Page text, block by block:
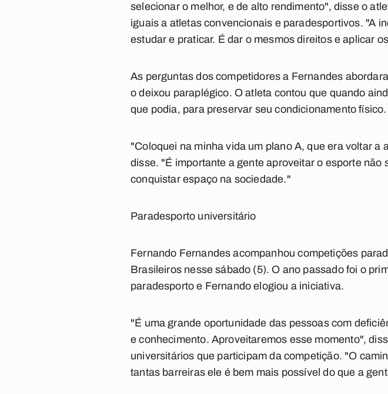
selecionar o melhor, e de alto rendimento", disse o
iguais a atletas convencionais e paradesportivos. "A
estudar e praticar. É dar o mesmos direitos e aplicar
As perguntas dos competidores a Fernandes
o deixou paraplégico. O atleta contou que quando
que podia, para preservar seu condicionamento físico.
"Coloquei na minha vida um plano A, que era voltar a
disse. "É importante a gente aproveitar o esporte
conquistar espaço na sociedade."
Paradesporto universitário
Fernando Fernandes acompanhou competições
Brasileiros nesse sábado (5). O ano passado foi o
paradesporto e Fernando elogiou a iniciativa.
"É uma grande oportunidade das pessoas com
e conhecimento. Aproveitaremos esse momento",
universitários que participam da competição. "O
tantas barreiras ele é bem mais possível do que a